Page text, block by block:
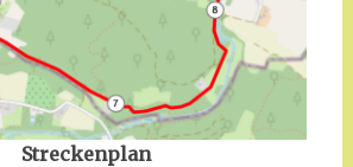
Streckenplan